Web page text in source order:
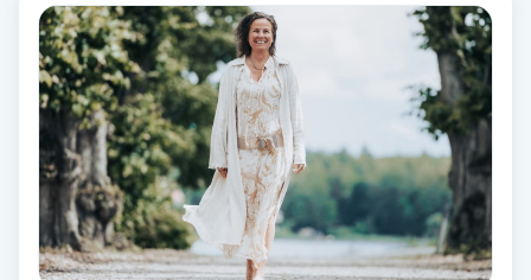
IPL hårborttagning
IR-massage
Japansk massage